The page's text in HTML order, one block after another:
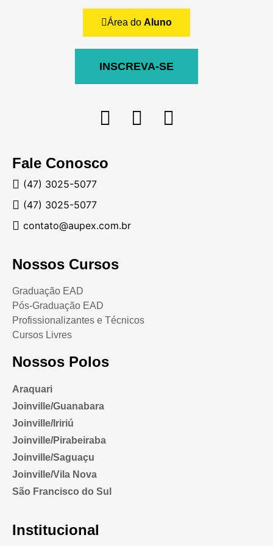
Fale Conosco
(47) 3025-5077
(47) 3025-5077
contato@aupex.com.br
Nossos Cursos
Graduação EAD
Pós-Graduação EAD
Profissionalizantes e Técnicos
Cursos Livres
Nossos Polos
Araquari
Joinville/Guanabara
Joinville/Iririú
Joinville/Pirabeiraba
Joinville/Saguaçu
Joinville/Vila Nova
São Francisco do Sul
Institucional
Área do Aluno
INSCREVA-SE